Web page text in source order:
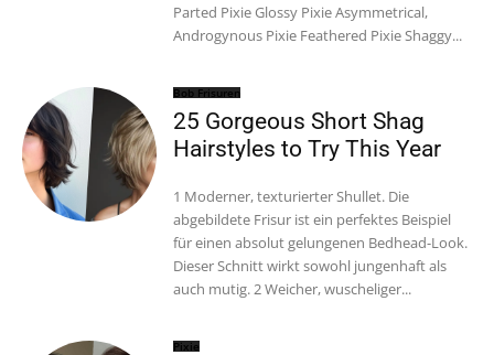
Parted Pixie Glossy Pixie Asymmetrical,
Androgynous Pixie Feathered Pixie Shaggy...
Bob Frisuren
25 Gorgeous Short Shag
Hairstyles to Try This Year
1 Moderner, texturierter Shullet. Die
abgebildete Frisur ist ein perfektes Beispiel
für einen absolut gelungenen Bedhead-Look.
Dieser Schnitt wirkt sowohl jungenhaft als
auch mutig. 2 Weicher, wuscheliger...
Pixie